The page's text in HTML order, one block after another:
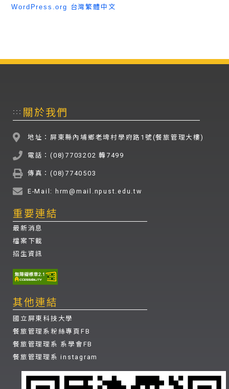
WordPress.org 台灣繁體中文
::: 關於我們
地址：屏東縣內埔鄉老埤村學府路1號(餐旅管理大樓)
電話：(08)7703202 轉7499
傳真：(08)7740503
E-Mail: hrm@mail.npust.edu.tw
重要連結
最新消息
檔案下載
招生資訊
其他連結
國立屏東科技大學
餐旅管理系粉絲專頁FB
餐旅管理理系 系學會FB
餐旅管理理系 instagram